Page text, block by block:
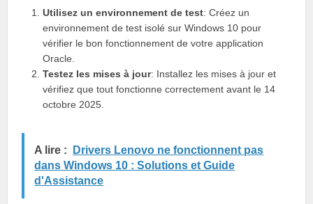
Utilisez un environnement de test: Créez un
environnement de test isolé sur Windows 10 pour
vérifier le bon fonctionnement de votre application
Oracle.
Testez les mises à jour: Installez les mises à jour et
vérifiez que tout fonctionne correctement avant le 14
octobre 2025.
A lire :
Drivers Lenovo ne fonctionnent pas
dans Windows 10 : Solutions et Guide
d'Assistance